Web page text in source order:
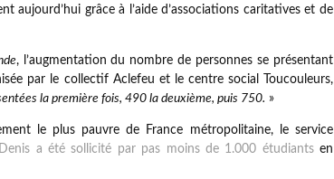
aujourd’hui grâce à l’aide d’associations caritatives et de
, l’augmentation du nombre de personnes se présentant
par le collectif Aclefeu et le centre social Toucouleurs,
la première fois, 490 la deuxième, puis 750. »
le plus pauvre de France métropolitaine, le service
Denis a été sollicité par pas moins de 1.000 étudiantsen